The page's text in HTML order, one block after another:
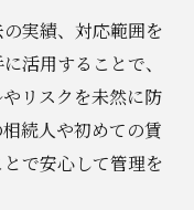
実績、対応範囲を
活用することで、
リスクを未然に防
続人や初めての賃
で安心して管理を